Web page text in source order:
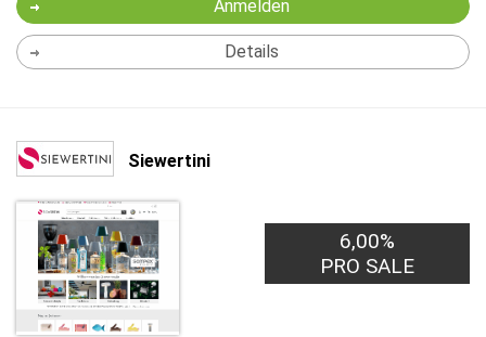
Anmelden
Details
Siewertini
6,00%
PRO SALE